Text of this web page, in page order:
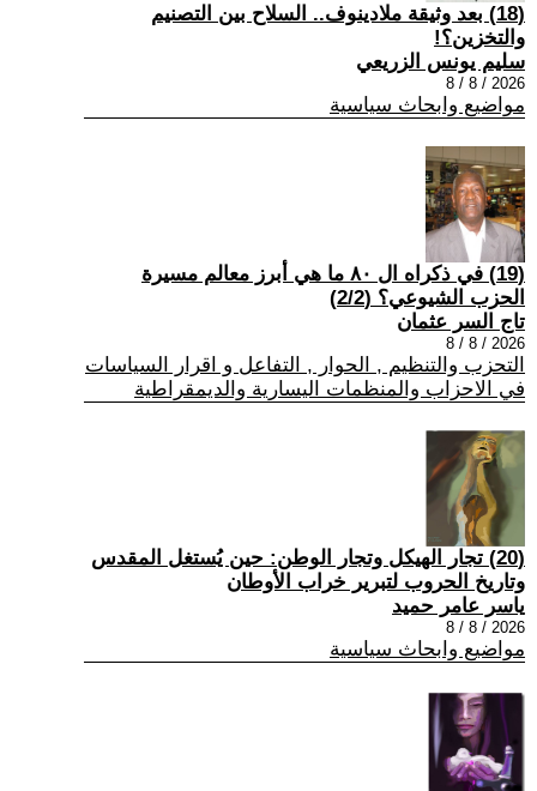
(18) بعد وثيقة ملادينوف.. السلاح بين التصنيم
والتخزين؟!
سليم يونس الزريعي
2026 / 8 / 8
مواضيع وابحاث سياسية
(19) في ذكراه ال ٨٠ ما هي أبرز معالم مسيرة
الحزب الشيوعي؟ (2/2)
تاج السر عثمان
2026 / 8 / 8
التحزب والتنظيم , الحوار , التفاعل و اقرار السياسات
في الاحزاب والمنظمات اليسارية والديمقراطية
(20) تجار الهيكل وتجار الوطن: حين يُستغل المقدس
وتاريخ الحروب لتبرير خراب الأوطان
ياسر عامر حميد
2026 / 8 / 8
مواضيع وابحاث سياسية